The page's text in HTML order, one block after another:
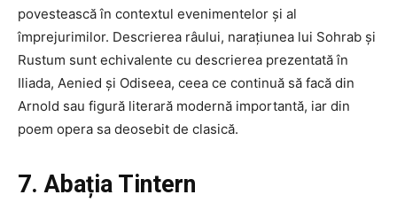
povestească în contextul evenimentelor și al
împrejurimilor. Descrierea râului, narațiunea lui Sohrab și
Rustum sunt echivalente cu descrierea prezentată în
Iliada, Aenied și Odiseea, ceea ce continuă să facă din
Arnold sau figură literară modernă importantă, iar din
poem opera sa deosebit de clasică.
7. Abația Tintern